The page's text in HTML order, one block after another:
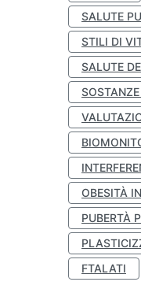
SALUTE
STILI DI
SALUTE
OBESITÀ
PUBERTÀ
FTALATI